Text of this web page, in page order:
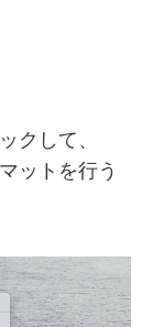
クして、
ットを行う